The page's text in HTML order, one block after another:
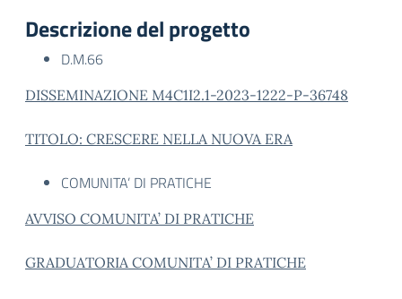
Descrizione del progetto
D.M.66
DISSEMINAZIONE M4C1I2.1-2023-1222-P-36748
TITOLO: CRESCERE NELLA NUOVA ERA
COMUNITA’ DI PRATICHE
AVVISO COMUNITA’ DI PRATICHE
GRADUATORIA COMUNITA’ DI PRATICHE